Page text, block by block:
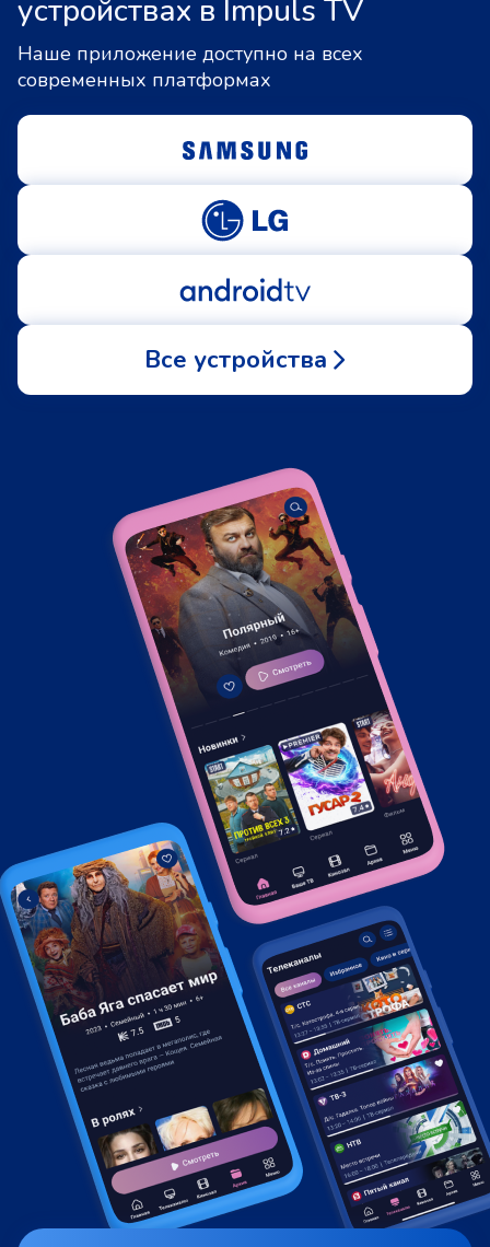
устройствах в Impuls TV
Наше приложение доступно на всех
современных платформах
Все устройства